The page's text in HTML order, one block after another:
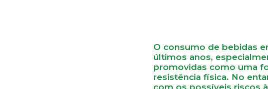
O consumo de bebidas
últimos anos,
promovidas como uma
resistência física. No
com os possíveis riscos